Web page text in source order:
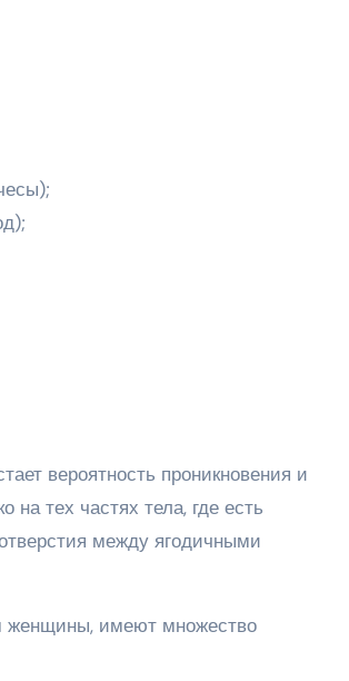
вероятность проникновения и
на тех частях тела, где есть
между ягодичными
женщины, имеют множество